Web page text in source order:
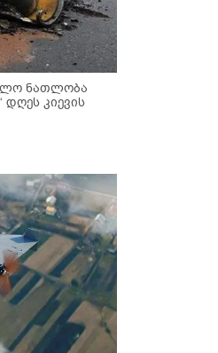
ნათლობა
დღეს კიევის